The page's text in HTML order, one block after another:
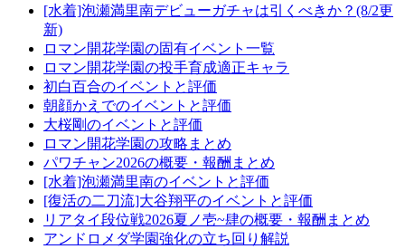
[水着]泡瀬満里南デビューガチャは引くべきか？(8/2更
新)
ロマン開花学園の固有イベント一覧
ロマン開花学園の投手育成適正キャラ
初白百合のイベントと評価
朝顔かえでのイベントと評価
大桜剛のイベントと評価
ロマン開花学園の攻略まとめ
パワチャン2026の概要・報酬まとめ
[水着]泡瀬満里南のイベントと評価
[復活の二刀流]大谷翔平のイベントと評価
リアタイ段位戦2026夏ノ壱~肆の概要・報酬まとめ
アンドロメダ学園強化の立ち回り解説